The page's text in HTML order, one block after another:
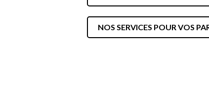
SÉCURITÉ, INTÉGRITÉ ET ÉTHIQUE
NOS SERVICES POUR VOS